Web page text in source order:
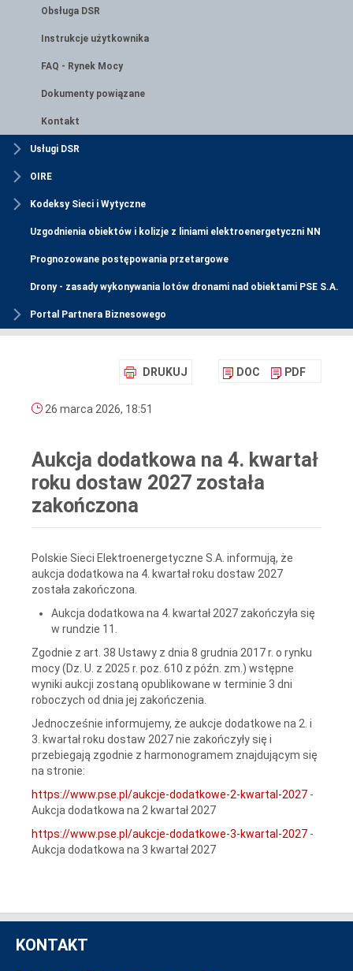
Obsługa DSR
Instrukcje użytkownika
FAQ - Rynek Mocy
Dokumenty powiązane
Kontakt
Usługi DSR
OIRE
Kodeksy Sieci i Wytyczne
Uzgodnienia obiektów i kolizje z liniami elektroenergetyczni NN
Prognozowane postępowania przetargowe
Drony - zasady wykonywania lotów dronami nad obiektami PSE S.A.
Portal Partnera Biznesowego
DRUKUJ DOC PDF
26 marca 2026, 18:51
Aukcja dodatkowa na 4. kwartał
roku dostaw 2027 została
zakończona
Polskie Sieci Elektroenergetyczne S.A. informują, że
aukcja dodatkowa na 4. kwartał roku dostaw 2027
została zakończona.
Aukcja dodatkowa na 4. kwartał 2027 zakończyła się
w rundzie 11.
Zgodnie z art. 38 Ustawy z dnia 8 grudnia 2017 r. o rynku
mocy (Dz. U. z 2025 r. poz. 610 z późn. zm.) wstępne
wyniki aukcji zostaną opublikowane w terminie 3 dni
roboczych od dnia jej zakończenia.
Jednocześnie informujemy, że aukcje dodatkowe na 2. i
3. kwartał roku dostaw 2027 nie zakończyły się i
przebiegają zgodnie z harmonogramem znajdującym się
na stronie:
https://www.pse.pl/aukcje-dodatkowe-2-kwartal-2027 -
Aukcja dodatkowa na 2 kwartał 2027
https://www.pse.pl/aukcje-dodatkowe-3-kwartal-2027 -
Aukcja dodatkowa na 3 kwartał 2027
KONTAKT